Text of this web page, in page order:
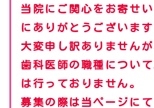
当院にご関心をお寄せ
にありがとうございます
大変申し訳ありません
歯科医師の職種について
は行っておりません 。
募集の際は当ページに て